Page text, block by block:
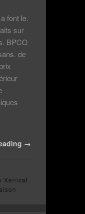
font le.
sur
BPCO
de
→
Xenical